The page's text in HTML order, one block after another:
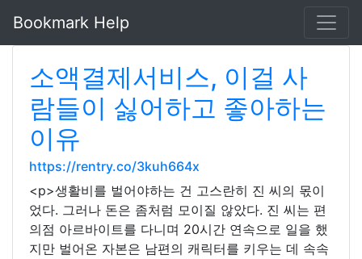
Bookmark Help
소액결제서비스, 이걸 사
람들이 싫어하고 좋아하는
이유
https://rentry.co/3kuh664x
<p>생활비를 벌어야하는 건 고스란히 진 씨의 몫이
었다. 그러나 돈은 좀처럼 모이질 않았다. 진 씨는 편
의점 아르바이트를 다니며 20시간 연속으로 일을 했
지만 벌어온 자본은 남편의 캐릭터를 키우는 데 속속